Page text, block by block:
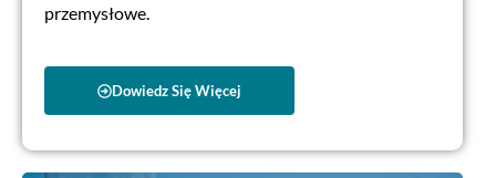
przemysłowe.
Dowiedz Się Więcej